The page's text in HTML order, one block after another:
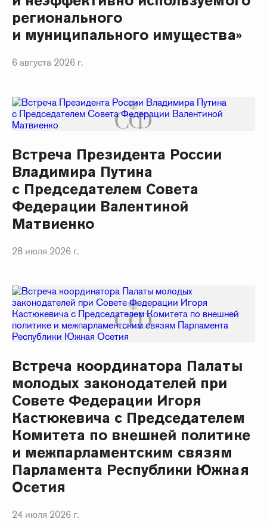
регионального
и муниципального имущества»
6 августа 2026 г.
Встреча Президента России
Владимира Путина
с Председателем Совета
Федерации Валентиной
Матвиенко
28 июля 2026 г.
Встреча координатора Палаты
молодых законодателей при
Совете Федерации Игоря
Кастюкевича с Председателем
Комитета по внешней политике
и межпарламентским связям
Парламента Республики Южная
Осетия
24 июля 2026 г.